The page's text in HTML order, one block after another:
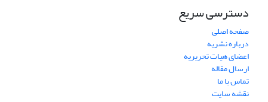
دسترسی سریع
صفحه اصلی
درباره نشریه
اعضای هیات تحریریه
ارسال مقاله
تماس با ما
نقشه سایت